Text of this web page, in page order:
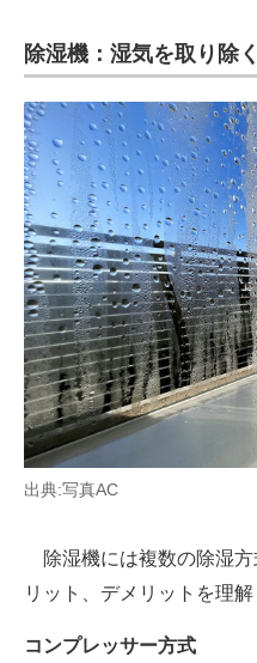
除湿機：湿気を取り除
出典:写真AC
除湿機には複数の除湿方
リット、デメリットを理
コンプレッサー方式